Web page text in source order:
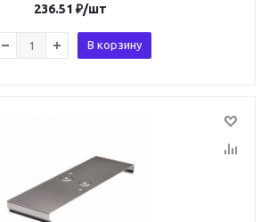
236.51 ₽/шт
В корзину